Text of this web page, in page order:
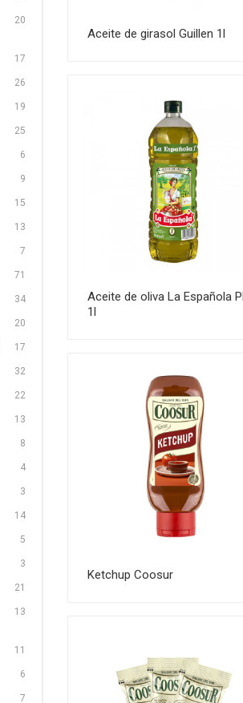
20
17
26
19
25
6
9
15
13
7
71
34
20
17
32
22
13
8
4
3
14
5
3
21
13
11
6
7
Aceite de girasol Guillen 1l
Aceite de oliva La Española
1l
Ketchup Coosur